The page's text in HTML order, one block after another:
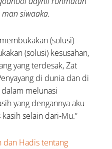
siwaaka.
(solusi)
(solusi) kesusahan,
yang terdesak, Zat
di dunia dan di
melunasi
yang dengannya aku
selain dari-Mu.”
dan Hadis tentang